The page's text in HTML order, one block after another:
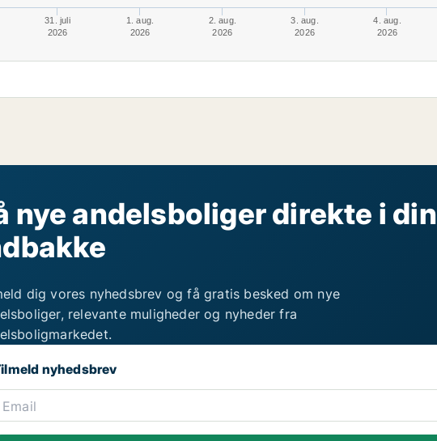
31. juli
2026
1. aug.
2026
2. aug.
2026
3. aug.
2026
4. aug.
2026
nye andelsboliger direkte i din
dig vores nyhedsbrev og få gratis besked om nye
relevante muligheder og nyheder fra
nyhedsbrev
Email